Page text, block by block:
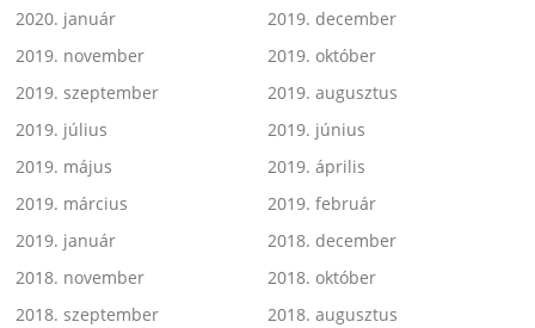
2020. január
2019. december
2019. november
2019. október
2019. szeptember
2019. augusztus
2019. július
2019. június
2019. május
2019. április
2019. március
2019. február
2019. január
2018. december
2018. november
2018. október
2018. szeptember
2018. augusztus